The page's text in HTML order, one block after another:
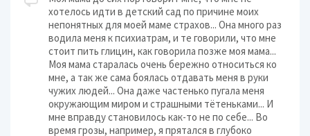
хотелось идти в детский сад по причине моих
непонятных для моей маме страхов... Она много раз
водила меня к психиатрам, и те говорили, что мне
стоит пить глицин, как говорила позже моя мама...
Моя мама старалась очень бережно относиться ко
мне, а так же сама боялась отдавать меня в руки
чужих людей... Она даже частенько пугала меня
окружающим миром и страшными тётеньками... И
мне вправду становилось как-то не по себе... Во
время грозы, например, я прятался в глубоко